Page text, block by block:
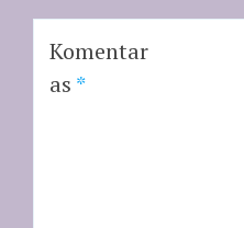
Komentar
as *